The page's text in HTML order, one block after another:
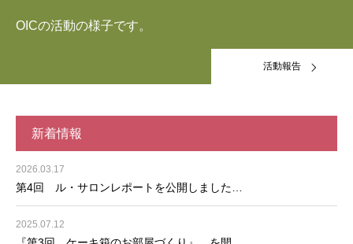
OICの活動の様子です。
活動報告
新着情報
2026.03.17
第4回 ル・サロンレポートを公開しました…
2025.07.12